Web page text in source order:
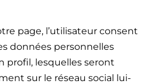
page, l’utilisateur consent
données personnelles
profil, lesquelles seront
sur le réseau social lui-